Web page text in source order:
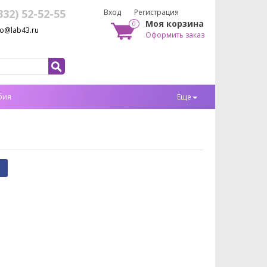
52-52-55 Вход Регистрация
0 Моя корзина
Оформить заказ
Еще